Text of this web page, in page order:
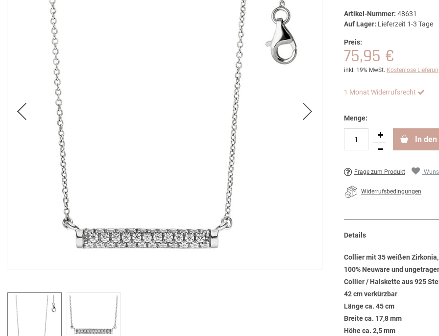
Artikel-Nummer: 48631
Auf Lager: Lieferzeit 1-3 Tage
Preis:
75,95 €
inkl. 19% MwSt. Kostenlose
1 Monat Widerrufsrecht
Menge:
In
Frage zum Produkt
Widerrufsbedingungen
Details
Collier mit 35 weißen
100% Neuware und
Collier / Halskette aus 925
42 cm verkürzbar
Länge ca. 45 cm
Breite ca. 17,8 mm
Höhe ca. 2,5 mm